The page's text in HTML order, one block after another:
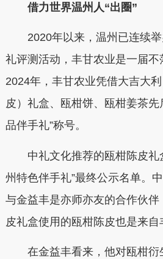
借力世界温州人“出圈”
2020年以来，温州已连续
礼评测活动，丰甘农业是一届
2024年，丰甘农业凭借大吉大
皮）礼盒、瓯柑饼、瓯柑姜茶先
品伴手礼”称号。
中礼文化推荐的瓯柑陈皮礼
州特色伴手礼”最终公示名单。
与金益丰是亦师亦友的合作伙
皮礼盒使用的瓯柑陈皮也是来自
在金益丰看来，他对瓯柑